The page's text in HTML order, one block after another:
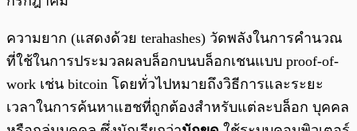
ความยาก (แสดงด้วย terahashes) วัดพลังในการคำนวณ
ที่ใช้ในการประมวลผลบล็อกบนบล็อกเชนแบบ proof-of-
work เช่น bitcoin โดยทั่วไปหมายถึงวิธีการและระยะ
เวลาในการค้นหาแฮชที่ถูกต้องสำหรับแต่ละบล็อก บุคคล